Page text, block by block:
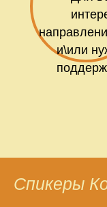
и\или
Спикеры